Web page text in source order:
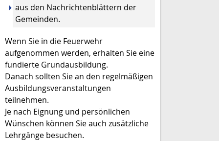
aus den Nachrichtenblättern der
Gemeinden.
Wenn Sie in die Feuerwehr
aufgenommen werden, erhalten Sie eine
fundierte Grundausbildung.
Danach sollten Sie an den regelmäßigen
Ausbildungsveranstaltungen
teilnehmen.
Je nach Eignung und persönlichen
Wünschen können Sie auch zusätzliche
Lehrgänge besuchen.